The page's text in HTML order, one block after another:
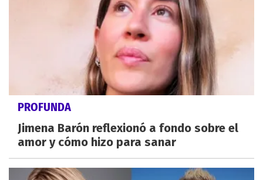
PROFUNDA
Jimena Barón reflexionó a fondo sobre el
amor y cómo hizo para sanar